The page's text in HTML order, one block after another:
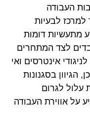
העבודה
לבעיות
דומות
לצד המתחרים
אינטרסים ואי
בסגנונות
לגרום
אווירת העבודה